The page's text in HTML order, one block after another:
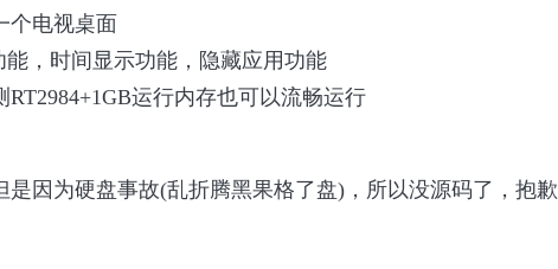
个电视桌面
能，时间显示功能，隐藏应用功能
运行内存也可以流畅运行
是因为硬盘事故(乱折腾黑果格了盘)，所以没源码了，抱歉